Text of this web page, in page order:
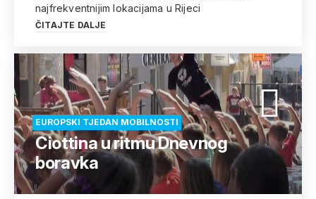
najfrekventnijim lokacijama u Rijeci
ČITAJTE DALJE
EUROPSKI TJEDAN MOBILNOSTI
Ciottina u ritmu Dnevnog
boravka